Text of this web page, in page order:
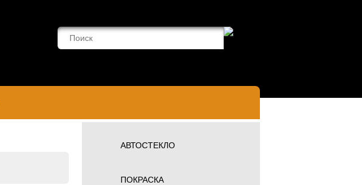
АВТОСТЕКЛО
ПОКРАСКА